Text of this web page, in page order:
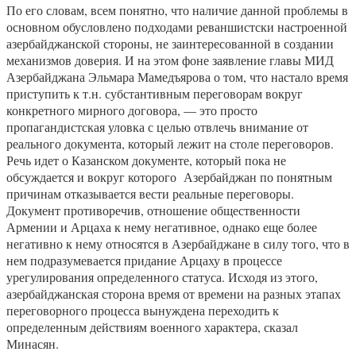
По его словам, всем понятно, что наличие данной проблемы в
основном обусловлено подходами реваншистски настроенной
азербайджанской стороны, не заинтересованной в создании
механизмов доверия. И на этом фоне заявление главы МИД
Азербайджана Эльмара Мамедъярова о том, что настало время
приступить к т.н. субстантивным переговорам вокруг
конкретного мирного договора, — это просто
пропагандистская уловка с целью отвлечь внимание от
реального документа, который лежит на столе переговоров.
Речь идет о Казанском документе, который пока не
обсуждается и вокруг которого Азербайджан по понятным
причинам отказывается вести реальные переговоры.
Документ противоречив, отношение общественности
Армении и Арцаха к нему негативное, однако еще более
негативно к нему относятся в Азербайджане в силу того, что в
нем подразумевается придание Арцаху в процессе
урегулирования определенного статуса. Исходя из этого,
азербайджанская сторона время от времени на разных этапах
переговорного процесса вынуждена переходить к
определенным действиям военного характера, сказал
Минасян.